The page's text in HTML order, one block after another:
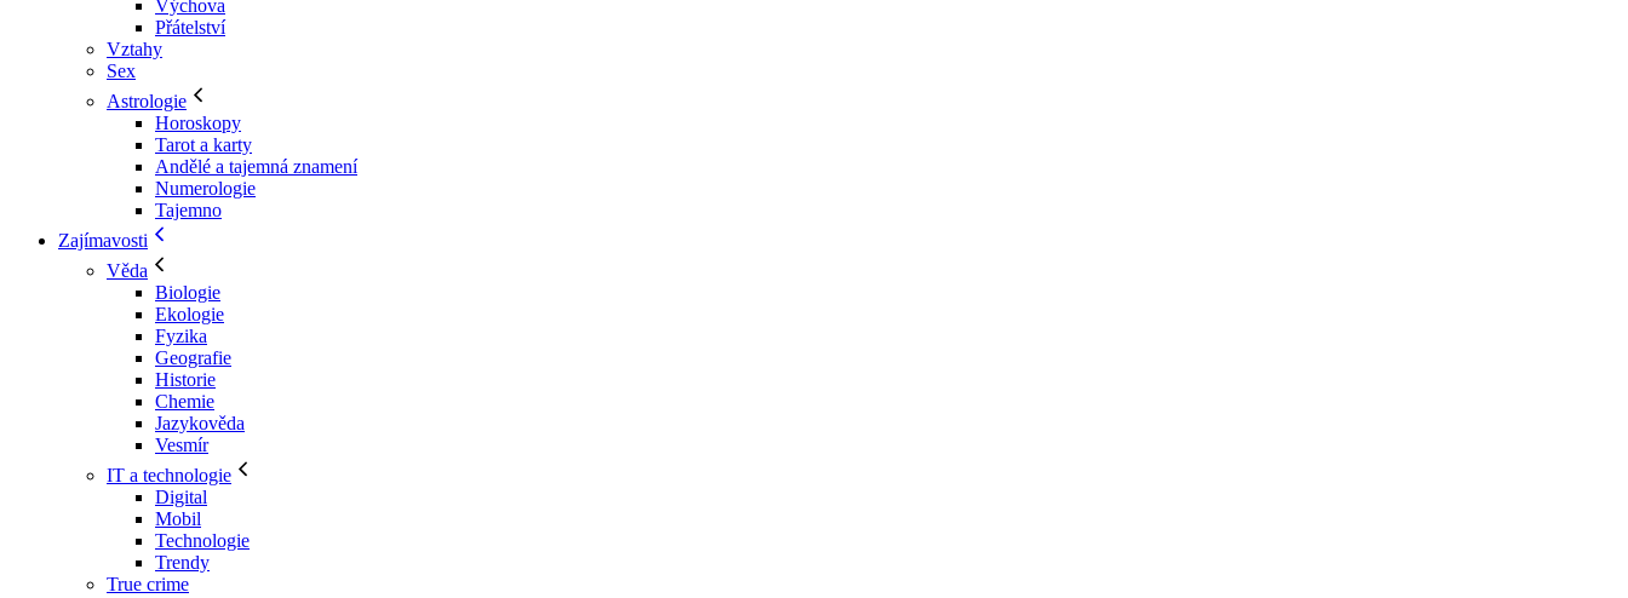
Výchova
Přátelství
Vztahy
Sex
Astrologie
Horoskopy
Tarot a karty
Andělé a tajemná znamení
Numerologie
Tajemno
Zajímavosti
Věda
Biologie
Ekologie
Fyzika
Geografie
Historie
Chemie
Jazykověda
Vesmír
IT a technologie
Digital
Mobil
Technologie
Trendy
True crime